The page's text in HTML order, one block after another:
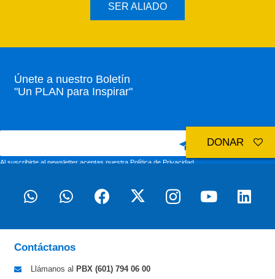
SER ALIADO
Únete a nuestro Boletín
"Un PLAN para Inspirar"
Al suscribirte al newsletter aceptas nuestraPolítica de Privacidad
Contáctanos
Llámanos al PBX (601) 794 06 00
DONAR